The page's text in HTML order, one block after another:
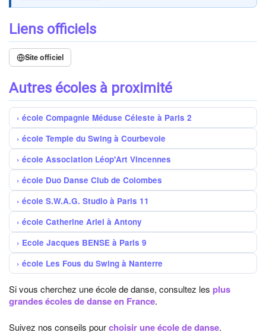
Liens officiels
Site officiel
Autres écoles à proximité
école Compagnie Méduse Céleste à Paris 2
école Temple du Swing à Courbevoie
école Association Léop'Art Vincennes
école Duo Danse Club de Colombes
école S.W.A.G. Studio à Paris 11
école Catherine Ariel à Antony
Ecole Jacques BENSE à Paris 9
école Les Fous du Swing à Nanterre
Si vous cherchez une école de danse, consultez les plus
grandes écoles de danse en France.
Suivez nos conseils pourchoisir une école de danse.